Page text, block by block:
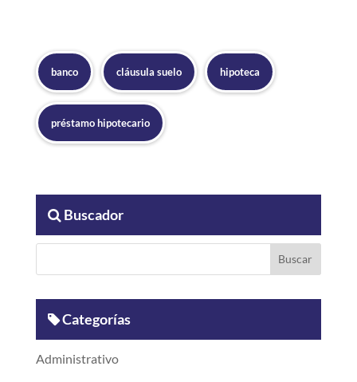
banco cláusula suelo hipoteca
préstamo hipotecario
Buscador
Categorías
Administrativo